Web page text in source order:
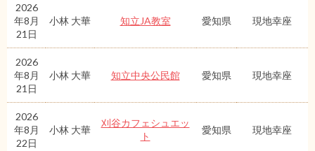
2026
年8月
21日
小林 大華 知立JA教室 愛知県 現地幸座
2026
年8月
21日
小林 大華 知立中央公民館 愛知県 現地幸座
2026
年8月
22日
小林 大華
刈谷カフェシュエッ
ト
愛知県 現地幸座